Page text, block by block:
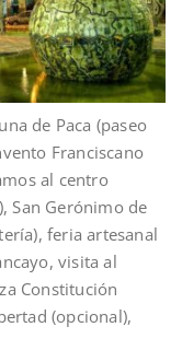
de Paca (paseo
Franciscano
al centro
San Gerónimo de
feria artesanal
visita al
Constitución
(opcional),